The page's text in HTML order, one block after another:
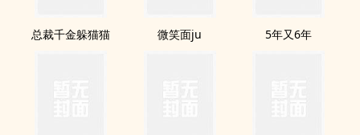
总裁千金躲猫猫 微笑面ju 5年又6年